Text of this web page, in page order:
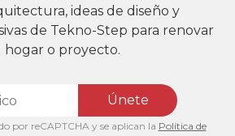
ideas de diseño y
de Tekno-Step para renovar
o proyecto.
Únete
por reCAPTCHA y se aplican la Política de